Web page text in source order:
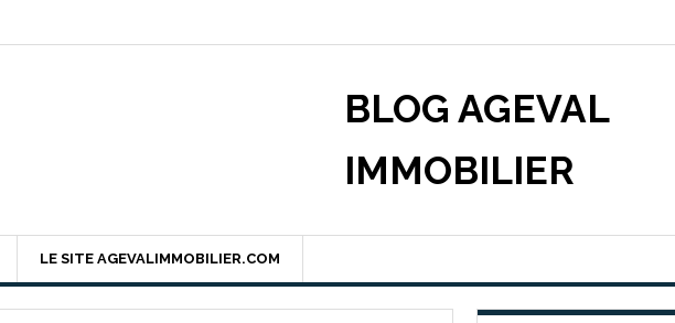
BLOG AGEVAL
IMMOBILIER
LE SITE AGEVALIMMOBILIER.COM